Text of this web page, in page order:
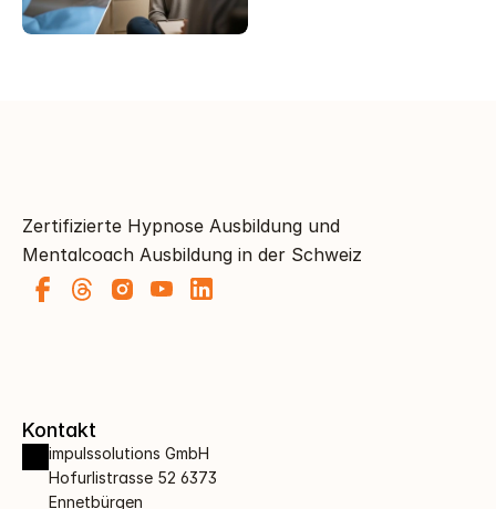
Zertifizierte Hypnose Ausbildung und
Mentalcoach Ausbildung in der Schweiz
Kontakt
impulssolutions GmbH
Hofurlistrasse 52 6373
Ennetbürgen